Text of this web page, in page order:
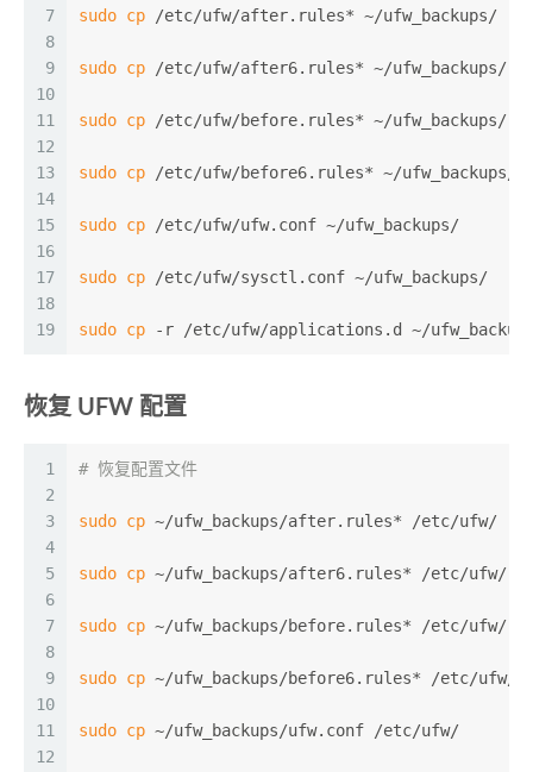
7
8
9
10
11
12
13
14
15
16
17
18
19
sudo cp /etc/ufw/after.rules* ~/ufw_backups/
sudo cp /etc/ufw/after6.rules* ~/ufw_backups/
sudo cp /etc/ufw/before.rules* ~/ufw_backups/
sudo cp /etc/ufw/before6.rules* ~/ufw_backups/
sudo cp /etc/ufw/ufw.conf ~/ufw_backups/
sudo cp /etc/ufw/sysctl.conf ~/ufw_backups/
sudo cp -r /etc/ufw/applications.d ~/
恢复 UFW 配置
1
2
3
4
5
6
7
8
9
10
11
12
# 恢复配置文件
sudo cp ~/ufw_backups/after.rules* /etc/ufw/
sudo cp ~/ufw_backups/after6.rules* /etc/ufw/
sudo cp ~/ufw_backups/before.rules* /etc/ufw/
sudo cp ~/ufw_backups/before6.rules* /etc/ufw/
sudo cp ~/ufw_backups/ufw.conf /etc/ufw/